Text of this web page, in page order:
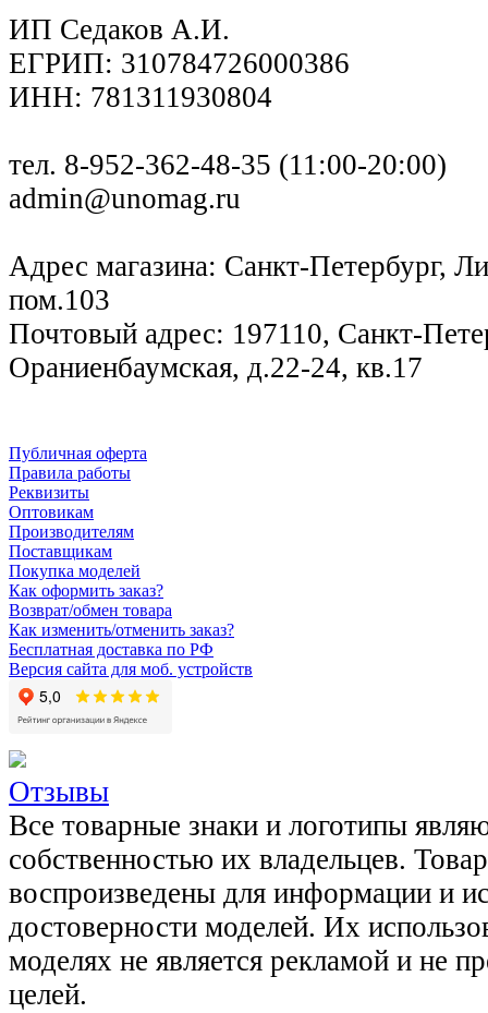
ИП Седаков А.И.
ЕГРИП: 310784726000386
ИНН: 781311930804
тел. 8-952-362-48-35 (11:00-20:00)
admin@unomag.ru
Адрес магазина: Санкт-Петербург,
пом.103
Почтовый адрес: 197110, Санкт-
Ораниенбаумская, д.22-24, кв.17
Публичная оферта
Правила работы
Реквизиты
Оптовикам
Производителям
Поставщикам
Покупка моделей
Как оформить заказ?
Возврат/обмен товара
Как изменить/отменить заказ?
Бесплатная доставка по РФ
Версия сайта для моб. устройств
Отзывы
Все товарные знаки и логотипы
собственностью их владельцев.
воспроизведены для информации и
достоверности моделей. Их
моделях не является рекламой и не
целей.